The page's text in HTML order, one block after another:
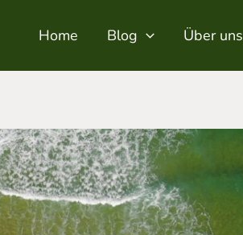
Home Blog Über uns